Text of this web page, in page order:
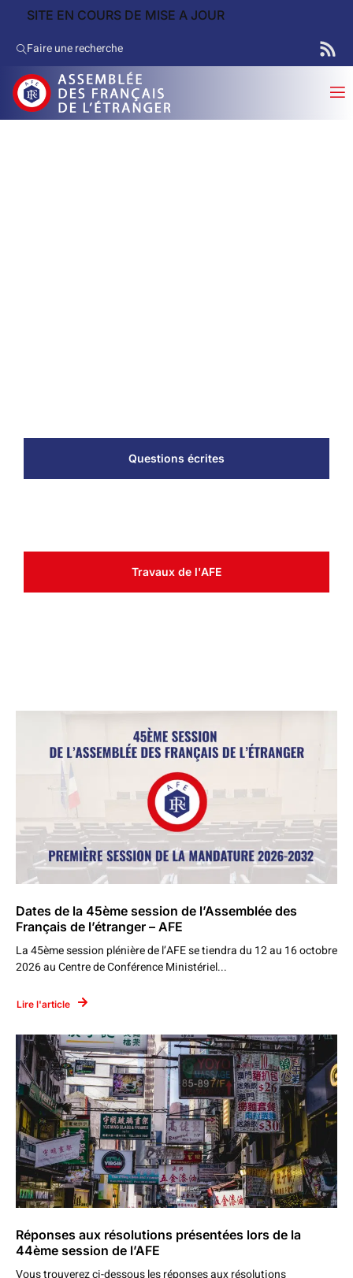
SITE EN COURS DE MISE A JOUR
Faire une recherche
Questions écrites
Travaux de l'AFE
Dates de la 45ème session de l’Assemblée des
Français de l’étranger – AFE
La 45ème session plénière de l’AFE se tiendra du 12 au 16 octobre
2026 au Centre de Conférence Ministériel...
Lire l'article
Réponses aux résolutions présentées lors de la
44ème session de l’AFE